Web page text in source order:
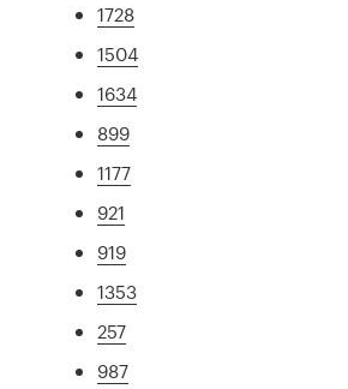
1728
1504
1634
899
1177
921
919
1353
257
987